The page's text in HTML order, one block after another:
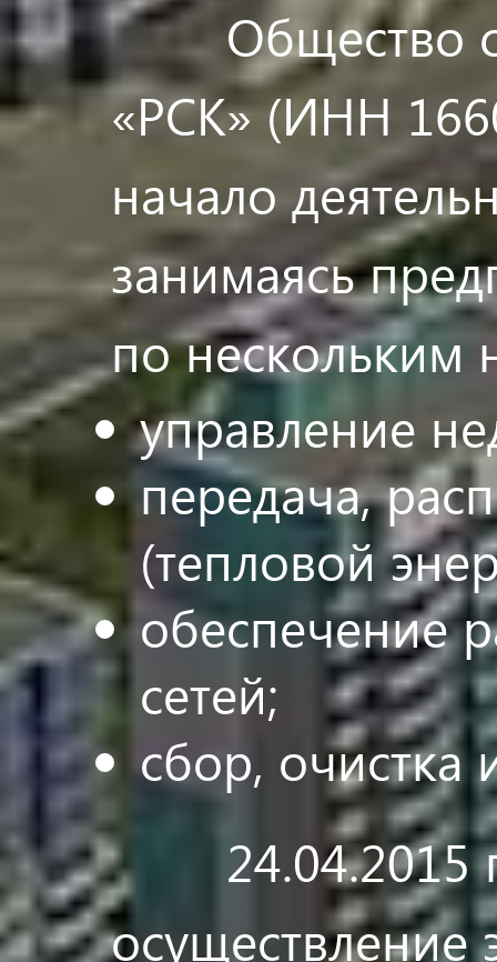
Общество с
«РСК» (ИНН
начало
занимаясь
по нескольким
управление
передача,
(тепловой
обеспечение
сетей;
сбор, очистка
24.04.2015
осуществление